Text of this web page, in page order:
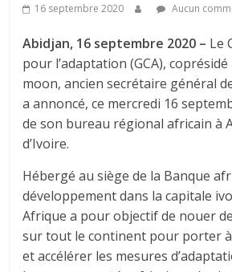
16 septembre 2020 Aucun
Abidjan, 16 septembre 2020 – Le
pour l’adaptation (GCA),
moon, ancien secrétaire général
a annoncé, ce mercredi 16
de son bureau régional africain à
d’Ivoire.
Hébergé au siège de la Banque
développement dans la capitale
Afrique a pour objectif de nouer
sur tout le continent pour porter
et accélérer les mesures